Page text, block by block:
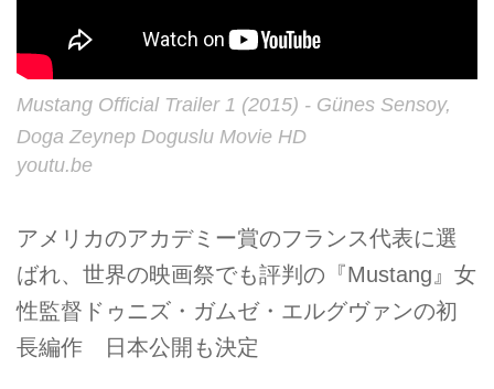
Mustang Official Trailer 1 (2015) - Günes Sensoy,
Doga Zeynep Doguslu Movie HD
youtu.be
アメリカのアカデミー賞のフランス代表に選
ばれ、世界の映画祭でも評判の『Mustang』女
性監督ドゥニズ・ガムゼ・エルグヴァンの初
長編作 日本公開も決定